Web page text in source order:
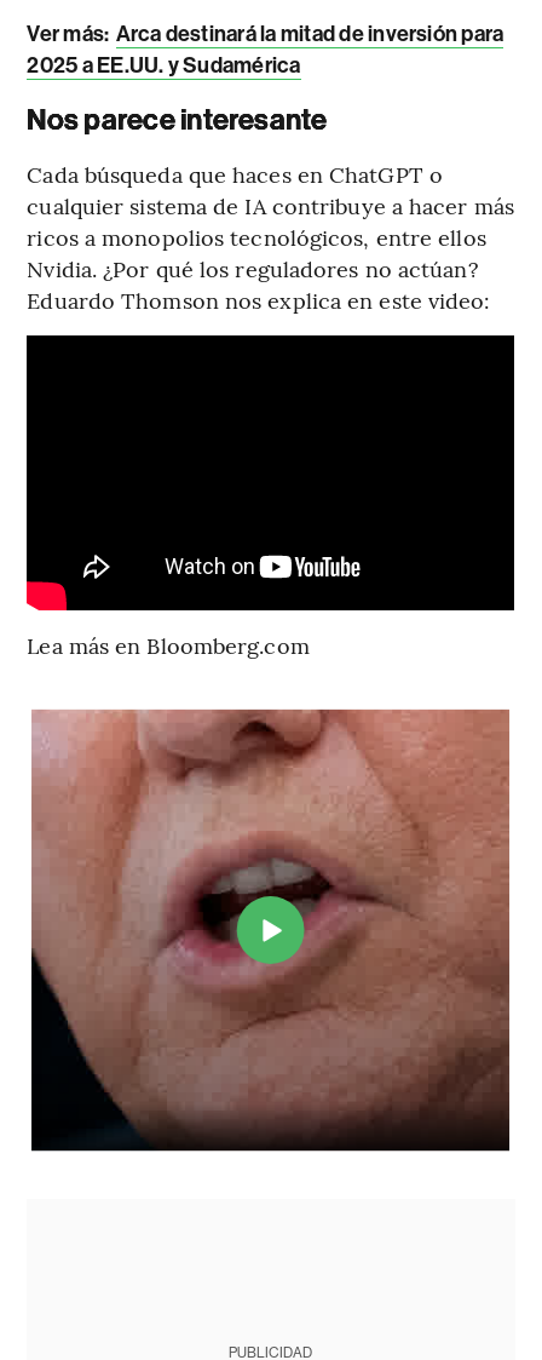
Ver más: Arca destinará la mitad de inversión para
2025 a EE.UU. y Sudamérica
Nos parece interesante
Cada búsqueda que haces en ChatGPT o
cualquier sistema de IA contribuye a hacer más
ricos a monopolios tecnológicos, entre ellos
Nvidia. ¿Por qué los reguladores no actúan?
Eduardo Thomson nos explica en este video:
Lea más en Bloomberg.com
PUBLICIDAD